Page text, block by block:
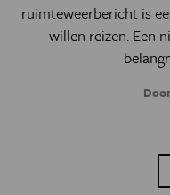
ruimteweerbericht is
willen reizen. Een